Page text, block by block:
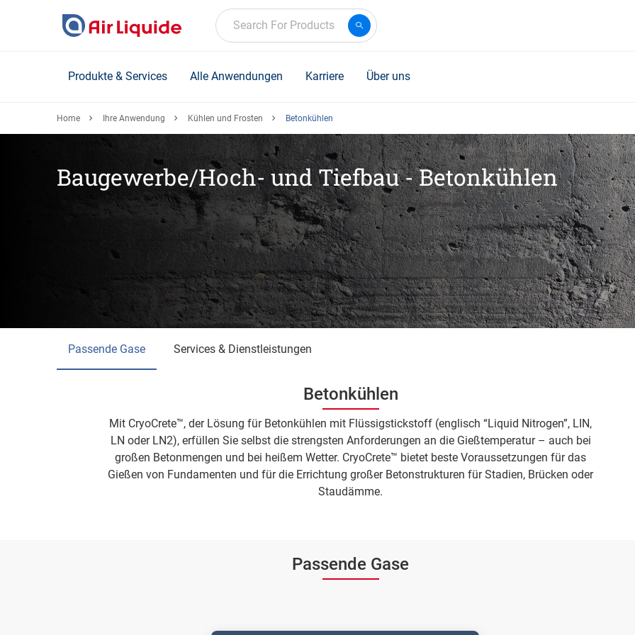
Search For Products
Produkte & Services Alle Anwendungen Karriere Über uns
Home Ihre Anwendung Kühlen und Frosten Betonkühlen
Baugewerbe/Hoch- und Tiefbau - Betonkühlen
Passende Gase Services & Dienstleistungen
Betonkühlen
Mit CryoCrete™, der Lösung für Betonkühlen mit Flüssigstickstoff (englisch “Liquid Nitrogen”, LIN,
LN oder LN2), erfüllen Sie selbst die strengsten Anforderungen an die Gießtemperatur – auch bei
großen Betonmengen und bei heißem Wetter. CryoCrete™ bietet beste Voraussetzungen für das
Gießen von Fundamenten und für die Errichtung großer Betonstrukturen für Stadien, Brücken oder
Staudämme.
Passende Gase